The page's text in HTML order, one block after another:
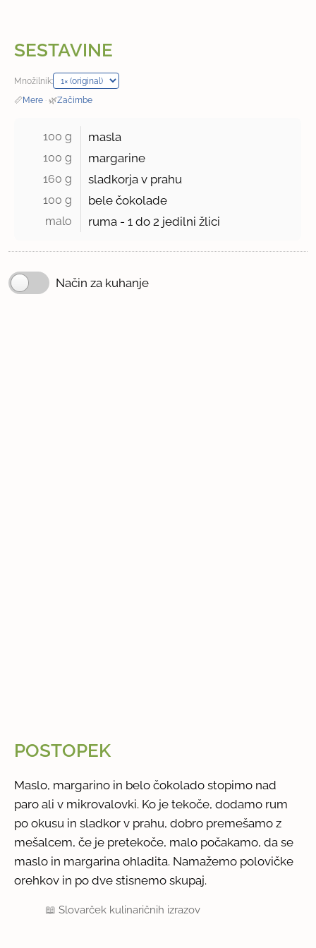
SESTAVINE
Množilnik:
📏Mere · 🌿Začimbe
100 g masla
100 g margarine
160 g sladkorja v prahu
100 g bele čokolade
malo ruma -1 do 2 jedilni žlici
Način za kuhanje
POSTOPEK
Maslo, margarino in belo čokolado stopimo nad
paro ali v mikrovalovki. Ko je tekoče, dodamo rum
po okusu in sladkor v prahu, dobro premešamo z
mešalcem, če je pretekoče, malo počakamo, da se
maslo in margarina ohladita. Namažemo polovičke
orehkov in po dve stisnemo skupaj.
📖Slovarček kulinaričnih izrazov